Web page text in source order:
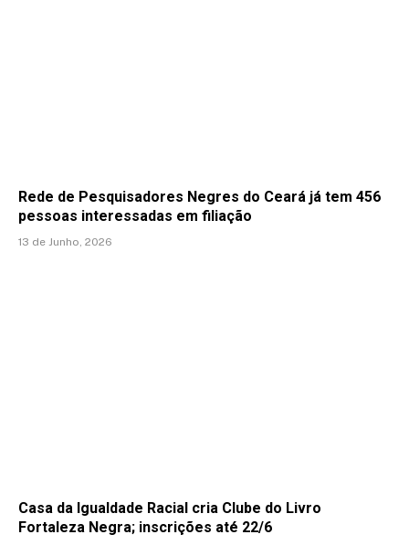
Rede de Pesquisadores Negres do Ceará já tem 456
pessoas interessadas em filiação
13 de Junho, 2026
Casa da Igualdade Racial cria Clube do Livro
Fortaleza Negra; inscrições até 22/6